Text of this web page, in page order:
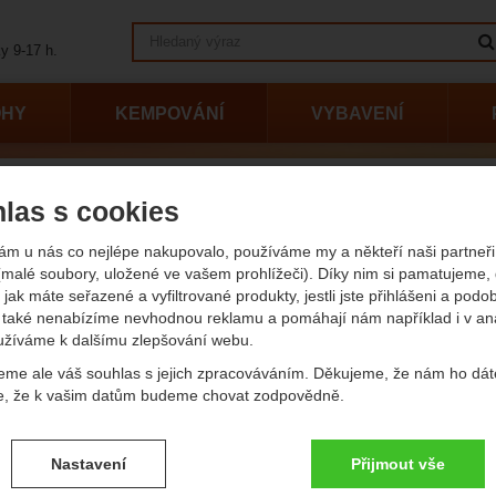
s cookies
u nás co nejlépe nakupovalo, používáme my a někteří naši partneři
soubory, uložené ve vašem prohlížeči). Díky nim si pamatujeme,
máte seřazené a vyfiltrované produkty, jestli jste přihlášeni a
nenabízíme nevhodnou reklamu a pomáhají nám například i v
k dalšímu zlepšování webu.
ale váš souhlas s jejich zpracováváním. Děkujeme, že nám ho
že k vašim datům budeme chovat zodpovědně.
souhlasů s kategoriemi cookies
- bez těchto cookies náš web nebude fungovat.
Nastavení Přijmout vše
Potřeby na vaření
nádobí Camp
podle parametrů
Nejlevnější Nejdražší
KEMPOVÁNÍ VYBAVENÍ
9-17 h.